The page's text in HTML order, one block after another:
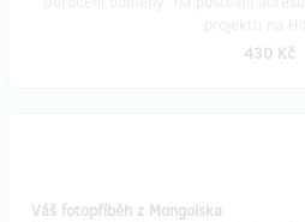
430 Kč
Váš fotopříběh z Mongolska